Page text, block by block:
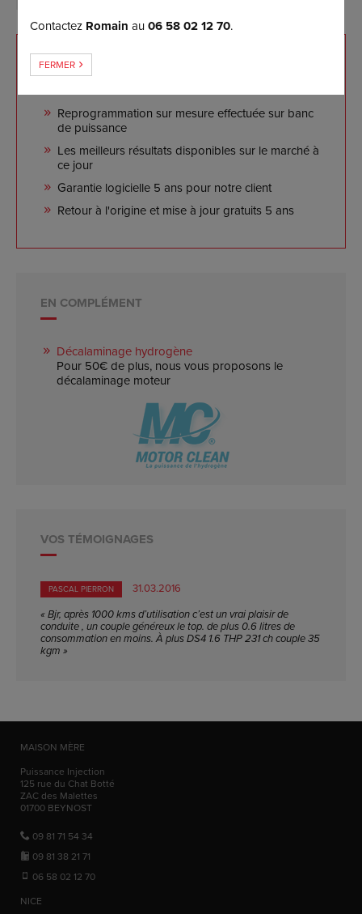
NOS ENGAGEMENTS
Reprogrammation sur mesure effectuée sur banc
de puissance
Les meilleurs résultats disponibles sur le marché à
ce jour
Garantie logicielle 5 ans pour notre client
Retour à l'origine et mise à jour gratuits 5 ans
EN COMPLÉMENT
Décalaminage hydrogène
Pour 50€ de plus, nous vous proposons le
décalaminage moteur
VOS TÉMOIGNAGES
PASCAL PIERRON
31.03.2016
« Bjr, après 1000 kms d’utilisation c’est un vrai plaisir de
conduite , un couple généreux le top. de plus 0.6 litres de
consommation en moins. À plus DS4 1.6 THP 231 ch couple 35
kgm »
Contactez Romain au06 58 02 12 70.
FERMER
MAISON MÈRE
Puissance Injection
125 rue du Chat Botté
ZAC des Malettes
01700 BEYNOST
09 81 71 54 34
09 81 38 21 71
06 58 02 12 70
NICE